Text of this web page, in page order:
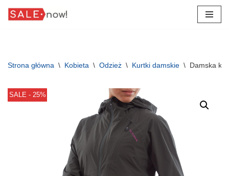
Strona główna \ Kobieta \ Odzież \ Kurtki damskie \ Damska
SALE - 25%